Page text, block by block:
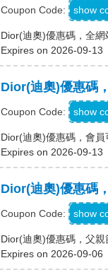
Coupon Code: show
Dior(迪奧)優惠碼，全
Expires on 2026-09-13
Dior(迪奧)優惠碼
Coupon Code: show
Dior(迪奧)優惠碼，會
Expires on 2026-09-13
Dior(迪奧)優惠碼
Coupon Code: show
Dior(迪奧)優惠碼，父
Expires on 2026-09-06